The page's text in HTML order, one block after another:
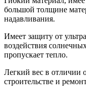
большой толщине
надавливания.
Имеет защиту от
воздействия
пропускает тепло.
Легкий вес в отличии
строительстве и